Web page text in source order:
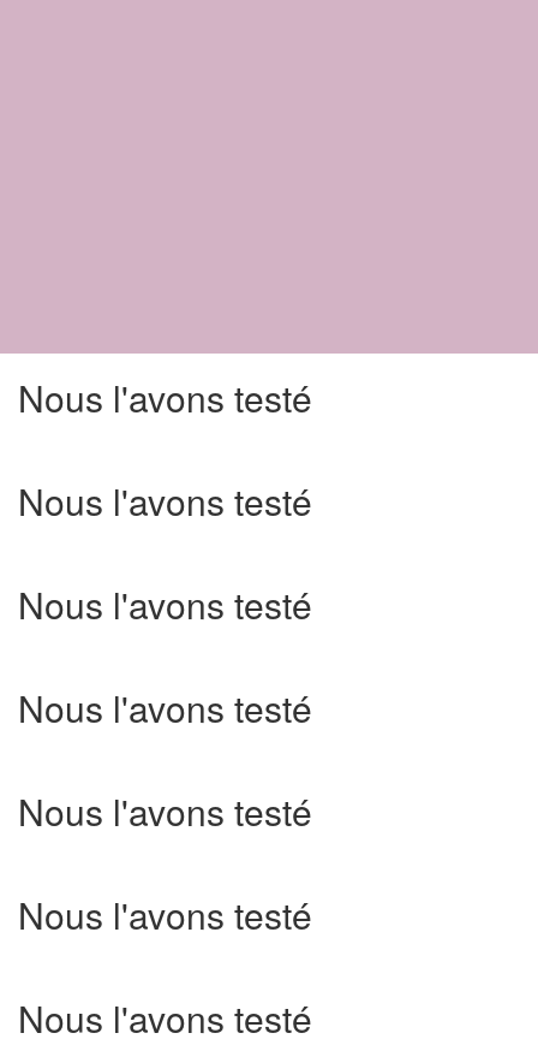
Nous l'avons testé
Nous l'avons testé
Nous l'avons testé
Nous l'avons testé
Nous l'avons testé
Nous l'avons testé
Nous l'avons testé